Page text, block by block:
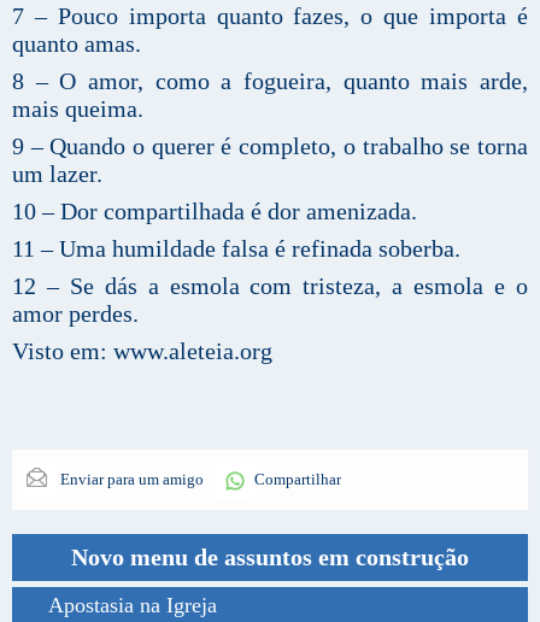
7 – Pouco importa quanto fazes, o que importa é
quanto amas.
8 – O amor, como a fogueira, quanto mais arde,
mais queima.
9 – Quando o querer é completo, o trabalho se torna
um lazer.
10 – Dor compartilhada é dor amenizada.
11 – Uma humildade falsa é refinada soberba.
12 – Se dás a esmola com tristeza, a esmola e o
amor perdes.
Visto em: www.aleteia.org
Enviar para um amigo Compartilhar
Novo menu de assuntos em construção
Apostasia na Igreja